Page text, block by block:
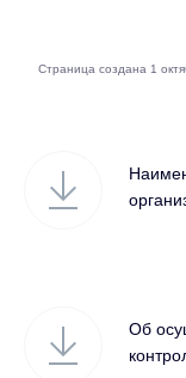
Об
Страница создана 1